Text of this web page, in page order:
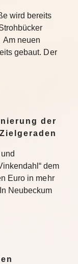
wird bereits
Am neuen
gebaut. Der
der
dem
Euro in mehr
Neubeckum